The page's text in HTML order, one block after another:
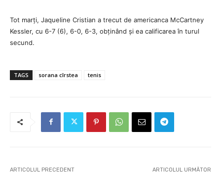
Tot marți, Jaqueline Cristian a trecut de americanca McCartney
Kessler, cu 6-7 (6), 6-0, 6-3, obținând și ea calificarea în turul
secund.
TAGS sorana cîrstea tenis
ARTICOLUL PRECEDENT ARTICOLUL URMĂTOR